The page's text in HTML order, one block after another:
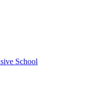
School